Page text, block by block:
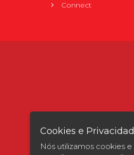
Connect
Cookies e
Nós utilizamos cookies